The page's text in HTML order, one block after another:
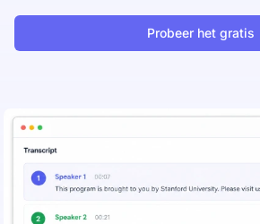
Probeer het gratis